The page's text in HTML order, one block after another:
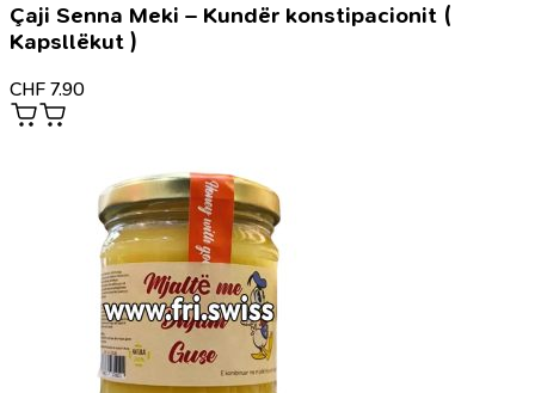
Çaji Senna Meki – Kundër konstipacionit (
Kapsllëkut )
CHF 7.90